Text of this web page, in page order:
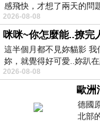
感飛快，才想了兩天的問
2026-08-08
咪咪~你怎麼能..撩完
這半個月都不見妳貓影
妳，就覺得好可愛..妳趴
2026-08-08
歐洲
德國
北部